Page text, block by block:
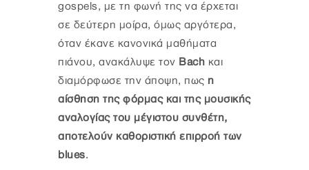
gospels, με τη φωνή της να έρχεται
σε δεύτερη μοίρα, όμως αργότερα,
όταν έκανε κανονικά μαθήματα
πιάνου, ανακάλυψε τον Bach και
διαμόρφωσε την άποψη, πως η
αίσθηση της φόρμας και της μουσικής
αναλογίας του μέγιστου συνθέτη,
αποτελούν καθοριστική επιρροή των
blues.